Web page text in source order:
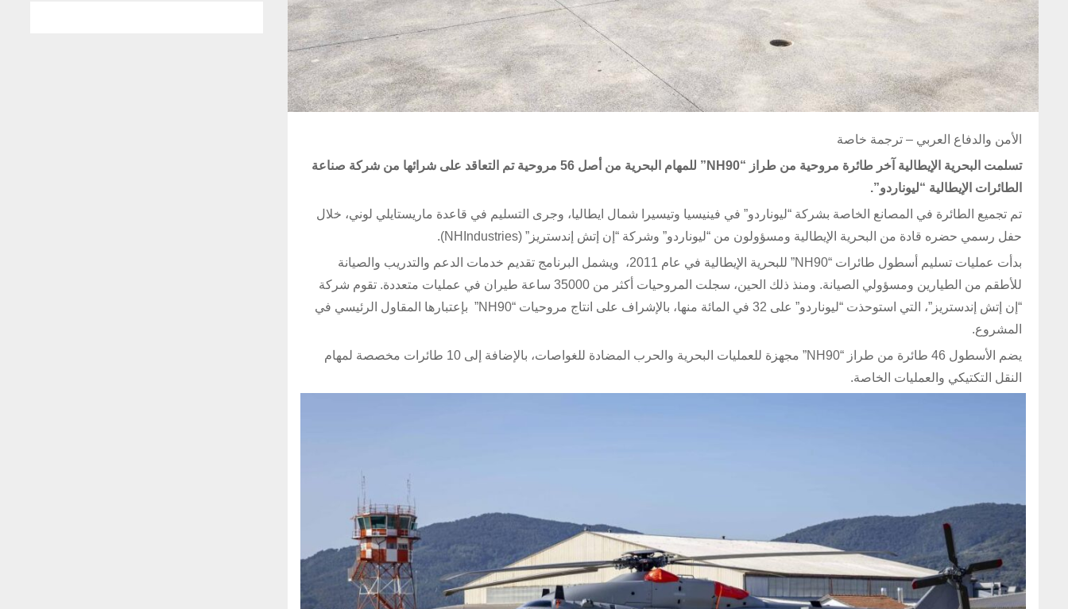
الأمن والدفاع العربي – ترجمة خاصة
تسلمت البحرية الإيطالية آخر طائرة مروحية من طراز “NH90” للمهام البحرية من أصل 56 مروحية تم التعاقد على شرائها من شركة صناعة
الطائرات الإيطالية “ليوناردو”.
تم تجميع الطائرة في المصانع الخاصة بشركة “ليوناردو” في فينيسيا وتيسيرا شمال ايطاليا، وجرى التسليم في قاعدة ماريستايلي لوني، خلال
حفل رسمي حضره قادة من البحرية الإيطالية ومسؤولون من “ليوناردو” وشركة “إن إتش إندستريز” (NHIndustries).
بدأت عمليات تسليم أسطول طائرات “NH90” للبحرية الإيطالية في عام 2011، ويشمل البرنامج تقديم خدمات الدعم والتدريب والصيانة
للأطقم من الطيارين ومسؤولي الصيانة. ومنذ ذلك الحين، سجلت المروحيات أكثر من 35000 ساعة طيران في عمليات متعددة. تقوم شركة
“إن إتش إندستريز”، التي استوحذت “ليوناردو” على 32 في المائة منها، بالإشراف على انتاج مروحيات “NH90” بإعتبارها المقاول الرئيسي في
المشروع.
يضم الأسطول 46 طائرة من طراز “NH90” مجهزة للعمليات البحرية والحرب المضادة للغواصات، بالإضافة إلى 10 طائرات مخصصة لمهام
النقل التكتيكي والعمليات الخاصة.